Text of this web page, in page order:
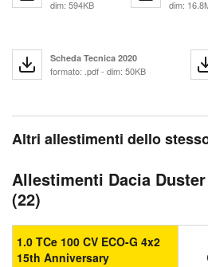
dim: 594KB
dim:
Scheda Tecnica 2020
formato: .pdf - dim: 50KB
Altri allestimenti dello
Allestimenti Dacia Duster
(22)
1.0 TCe 100 CV ECO-G 4x2
15th Anniversary